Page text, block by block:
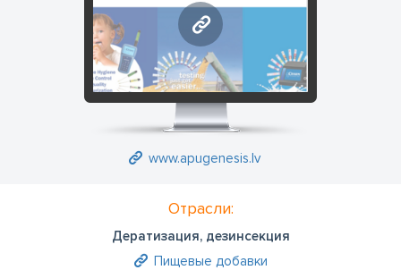
www.apugenesis.lv
Отрасли:
Дератизация, дезинсекция
Пищевые добавки